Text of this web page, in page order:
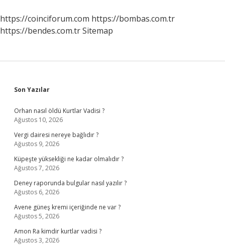
https://coinciforum.com https://bombas.com.tr
https://bendes.com.trSitemap
Sidebar
Son Yazılar
Orhan nasıl öldü Kurtlar Vadisi ?
Ağustos 10, 2026
Vergi dairesi nereye bağlıdır ?
Ağustos 9, 2026
Küpeşte yüksekliği ne kadar olmalıdır ?
Ağustos 7, 2026
Deney raporunda bulgular nasıl yazılır ?
Ağustos 6, 2026
Avene güneş kremi içeriğinde ne var ?
Ağustos 5, 2026
Amon Ra kimdir kurtlar vadisi ?
Ağustos 3, 2026